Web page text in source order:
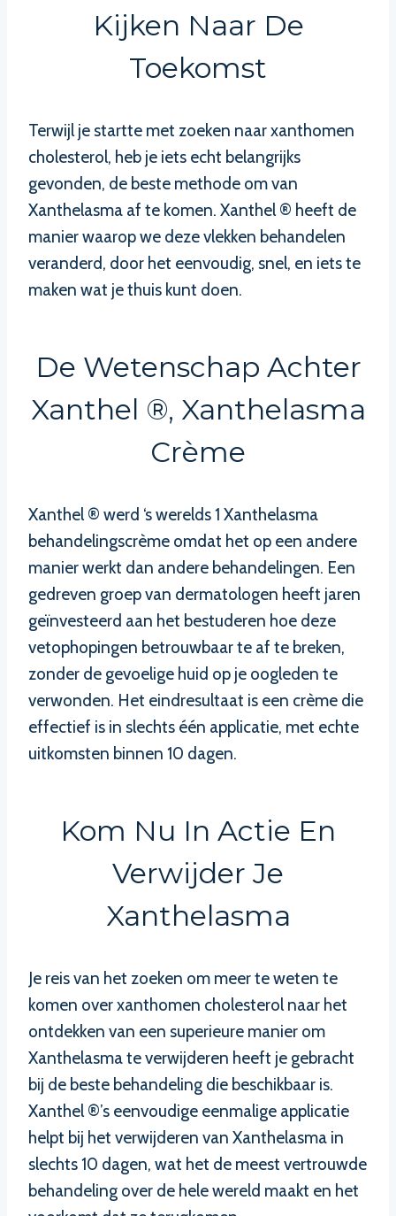
Kijken Naar De
Toekomst
Terwijl je startte met zoeken naar xanthomen
cholesterol, heb je iets echt belangrijks
gevonden, de beste methode om van
Xanthelasma af te komen. Xanthel ® heeft de
manier waarop we deze vlekken behandelen
veranderd, door het eenvoudig, snel, en iets te
maken wat je thuis kunt doen.
De Wetenschap Achter
Xanthel ®, Xanthelasma
Crème
Xanthel ® werd ‘s werelds 1 Xanthelasma
behandelingscrème omdat het op een andere
manier werkt dan andere behandelingen. Een
gedreven groep van dermatologen heeft jaren
geïnvesteerd aan het bestuderen hoe deze
vetophopingen betrouwbaar te af te breken,
zonder de gevoelige huid op je oogleden te
verwonden. Het eindresultaat is een crème die
effectief is in slechts één applicatie, met echte
uitkomsten binnen 10 dagen.
Kom Nu In Actie En
Verwijder Je
Xanthelasma
Je reis van het zoeken om meer te weten te
komen over xanthomen cholesterol naar het
ontdekken van een superieure manier om
Xanthelasma te verwijderen heeft je gebracht
bij de beste behandeling die beschikbaar is.
Xanthel ®’s eenvoudige eenmalige applicatie
helpt bij het verwijderen van Xanthelasma in
slechts 10 dagen, wat het de meest vertrouwde
behandeling over de hele wereld maakt en het